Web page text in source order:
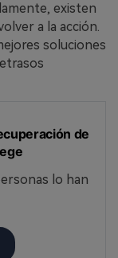
existen
a la acción.
soluciones
de
lo han